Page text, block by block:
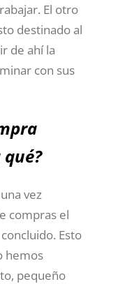
El otro
destinado al
de ahí la
con sus
vez
compras el
Esto
hemos
pequeño